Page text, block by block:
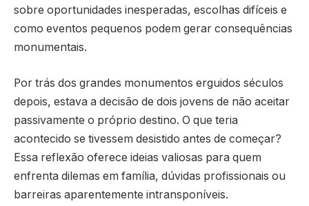
sobre oportunidades inesperadas, escolhas difíceis e
como eventos pequenos podem gerar consequências
monumentais.
Por trás dos grandes monumentos erguidos séculos
depois, estava a decisão de dois jovens de não aceitar
passivamente o próprio destino. O que teria
acontecido se tivessem desistido antes de começar?
Essa reflexão oferece ideias valiosas para quem
enfrenta dilemas em família, dúvidas profissionais ou
barreiras aparentemente intransponíveis.